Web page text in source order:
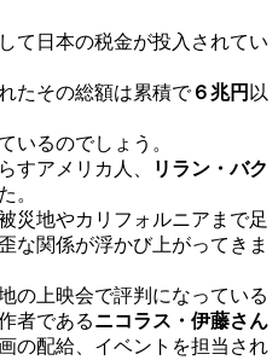
て日本の税金が投入されてい
たその総額は累積で６兆円 以
いるのでしょう。
すアメリカ人、
リラン・バク
。
災地やカリフォルニアまで足
な関係が浮かび上がってきま
の上映会で評判になっている
者であるニコラス・伊藤さん
の配給、イベントを担当され